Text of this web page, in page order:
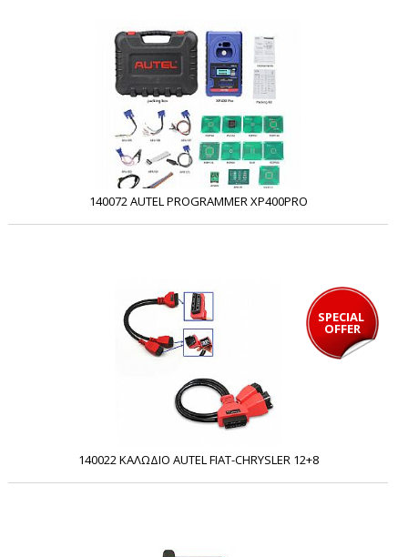
140072 AUTEL PROGRAMMER XP400PRO
SPECIAL
OFFER
140022 ΚΑΛΩΔΙΟ AUTEL FIAT-CHRYSLER 12+8